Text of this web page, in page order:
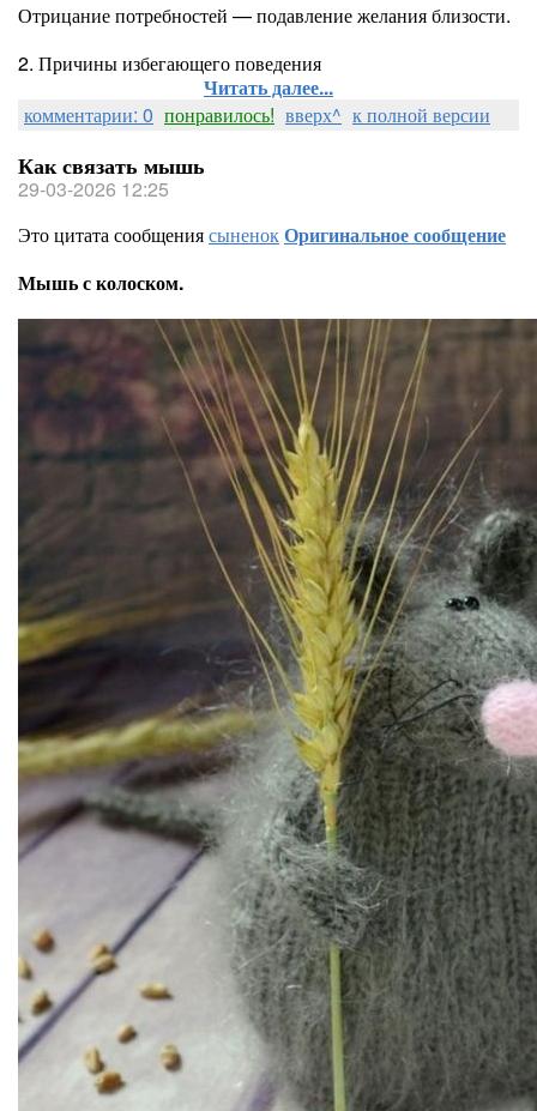
Отрицание потребностей — подавление желания близости.
2. Причины избегающего поведения
Читать далее...
комментарии: 0 понравилось! вверх^ к полной версии
Как связать мышь
29-03-2026 12:25
Это цитата сообщениясыненокОригинальное сообщение
Мышь с колоском.